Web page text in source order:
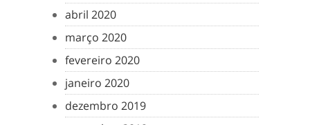
abril 2020
março 2020
fevereiro 2020
janeiro 2020
dezembro 2019